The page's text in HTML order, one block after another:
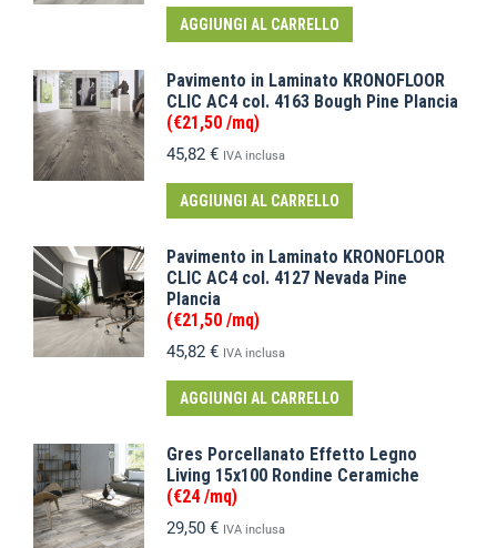
AGGIUNGI AL CARRELLO
Pavimento in Laminato KRONOFLOOR
CLIC AC4 col. 4163 Bough Pine Plancia
(€21,50 /mq)
45,82 € IVA inclusa
AGGIUNGI AL CARRELLO
Pavimento in Laminato KRONOFLOOR
CLIC AC4 col. 4127 Nevada Pine
Plancia
(€21,50 /mq)
45,82 € IVA inclusa
AGGIUNGI AL CARRELLO
Gres Porcellanato Effetto Legno
Living 15x100 Rondine Ceramiche
(€24 /mq)
29,50 € IVA inclusa